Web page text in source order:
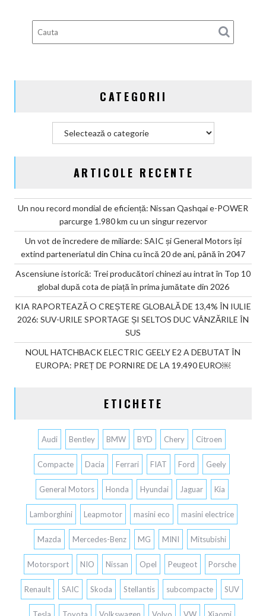
10
global
prima
CATEGORII
ARTICOLE RECENTE
Un nou record mondial de eficiență: Nissan Qashqai e-POWER
parcurge 1.980 km cu un singur rezervor
Un vot de încredere de miliarde: SAIC și General Motors își
extind parteneriatul din China cu încă 20 de ani, până în 2047
Ascensiune istorică: Trei producători chinezi au intrat în Top 10
global după cota de piață în prima jumătate din 2026
KIA RAPORTEAZĂ O CREȘTERE GLOBALĂ DE 13,4% ÎN IULIE
2026: SUV-URILE SPORTAGE ȘI SELTOS DUC VÂNZĂRILE ÎN
SUS
NOUL HATCHBACK ELECTRIC GEELY E2 A DEBUTAT ÎN
EUROPA: PREȚ DE PORNIRE DE LA 19.490 EURO￼
ETICHETE
Audi Bentley BMW BYD Chery Citroen
Compacte Dacia Ferrari FIAT Ford Geely
General Motors Honda Hyundai Jaguar Kia
Lamborghini Leapmotor masini eco masini electrice
Mazda Mercedes-Benz MG MINI Mitsubishi
Motorsport NIO Nissan Opel Peugeot Porsche
Renault SAIC Skoda Stellantis subcompacte SUV
Tesla Toyota Volkswagen Volvo VW Xiaomi